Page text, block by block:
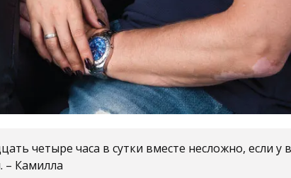
четыре часа в сутки вместе несложно, если у
– Камилла
и нам стоит поработать над тайм-
вечера – работа, а после – семья.
больше семьей, нежели партнерами.